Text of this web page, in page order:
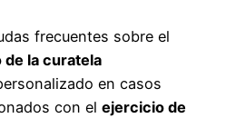
frecuentes sobre el
la curatela
en casos
con el ejercicio de